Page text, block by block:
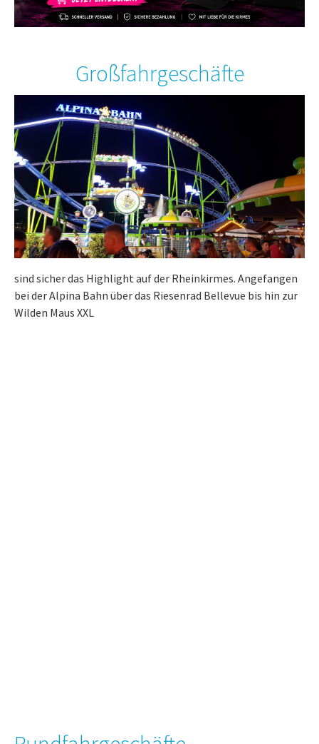
Großfahrgeschäfte
sind sicher das Highlight auf der Rheinkirmes. Angefangen
bei der Alpina Bahn über das Riesenrad Bellevue bis hin zur
Wilden Maus XXL